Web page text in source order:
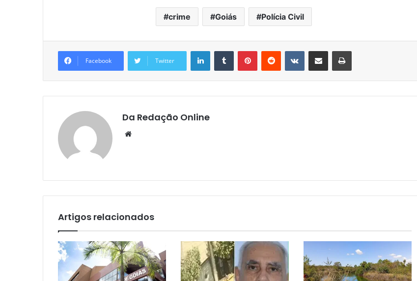
crime Goiás Polícia Civil
Facebook Twitter
LinkedinTumblr PinterestReddit VK Compartilhar via e-mail Imprimir
Da Redação Online
Website
Artigos relacionados